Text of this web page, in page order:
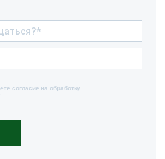
согласие на обработку